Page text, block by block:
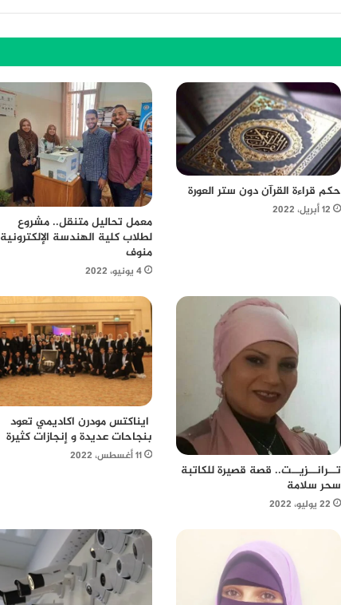
حكم قراءة القرآن دون ستر العورة
12 أبريل، 2022
معمل تحاليل متنقل.. مشروع
لطلاب كلية الهندسة الإلكترونية
منوف
4 يونيو، 2022
تــرانــزيــت.. قصة قصيرة للكاتبة
سحر سلامة
22 يوليو، 2022
ايناكتس مودرن اكاديمي تعود
بنجاحات عديدة و إنجازات كثيرة
11 أغسطس، 2022